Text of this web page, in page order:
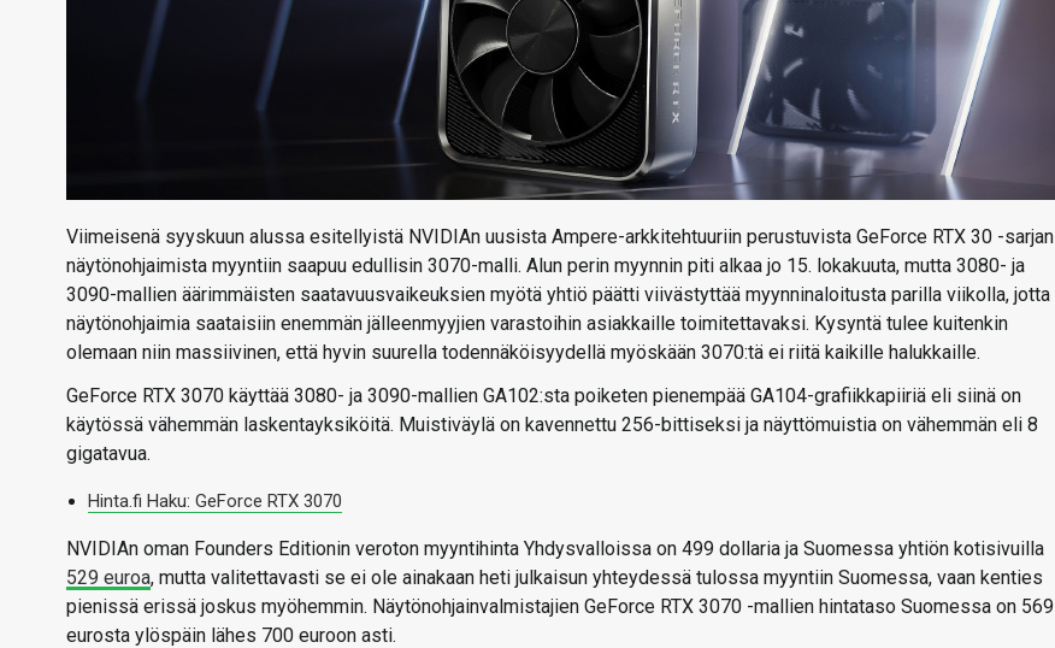
Viimeisenä syyskuun alussa esitellyistä NVIDIAn uusista Ampere-arkkitehtuuriin perustuvista GeForce RTX 30 -sarjan
näytönohjaimista myyntiin saapuu edullisin 3070-malli. Alun perin myynnin piti alkaa jo 15. lokakuuta, mutta 3080- ja
3090-mallien äärimmäisten saatavuusvaikeuksien myötä yhtiö päätti viivästyttää myynninaloitusta parilla viikolla, jotta
näytönohjaimia saataisiin enemmän jälleenmyyjien varastoihin asiakkaille toimitettavaksi. Kysyntä tulee kuitenkin
olemaan niin massiivinen, että hyvin suurella todennäköisyydellä myöskään 3070:tä ei riitä kaikille halukkaille.
GeForce RTX 3070 käyttää 3080- ja 3090-mallien GA102:sta poiketen pienempää GA104-grafiikkapiiriä eli siinä on
käytössä vähemmän laskentayksiköitä. Muistiväylä on kavennettu 256-bittiseksi ja näyttömuistia on vähemmän eli 8
gigatavua.
Hinta.fi Haku: GeForce RTX 3070
NVIDIAn oman Founders Editionin veroton myyntihinta Yhdysvalloissa on 499 dollaria ja Suomessa yhtiön kotisivuilla
529 euroa, mutta valitettavasti se ei ole ainakaan heti julkaisun yhteydessä tulossa myyntiin Suomessa, vaan kenties
pienissä erissä joskus myöhemmin. Näytönohjainvalmistajien GeForce RTX 3070 -mallien hintataso Suomessa on 569
eurosta ylöspäin lähes 700 euroon asti.